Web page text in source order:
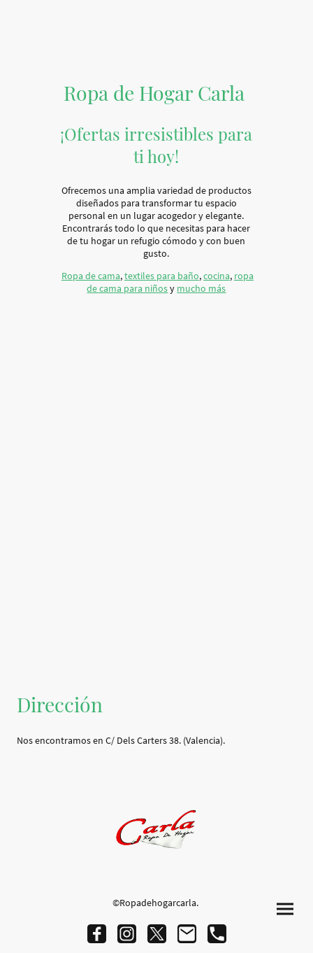
Ropa de Hogar Carla
¡Ofertas irresistibles para
ti hoy!
Ofrecemos una amplia variedad de productos
diseñados para transformar tu espacio
personal en un lugar acogedor y elegante.
Encontrarás todo lo que necesitas para hacer
de tu hogar un refugio cómodo y con buen
gusto.
Ropa de cama,textiles para baño,cocina, ropa
de cama para niñosy mucho más
Dirección
Nos encontramos en C/ Dels Carters 38. (Valencia).
©Ropadehogarcarla.